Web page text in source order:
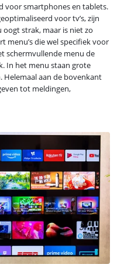
voor smartphones en tablets.
voor tv’s, zijn
strak, maar is niet zo
menu’s die wel specifiek voor
schermvullende menu de
In het menu staan grote
Helemaal aan de bovenkant
tot meldingen,